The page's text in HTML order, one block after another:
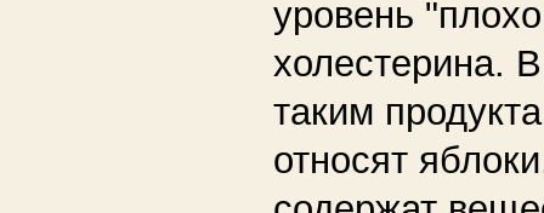
уровень
холестерина.
таким
относят